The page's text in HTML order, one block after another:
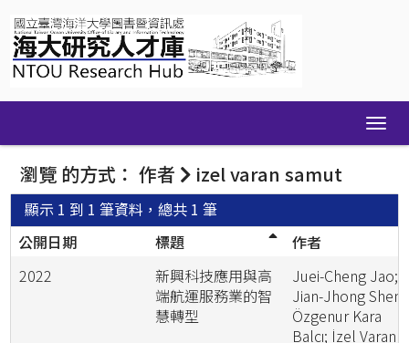
navigation
瀏覽 的方式： 作者 izel varan samut
顯示 1 到 1 筆資料，總共 1 筆
公開日期
標題
作者
2022
新興科技應用與高
端航運服務業的智
慧轉型
Juei-Cheng Jao;
Jian-Jhong Shen;
Özgenur Kara
Balcı; İzel Varan